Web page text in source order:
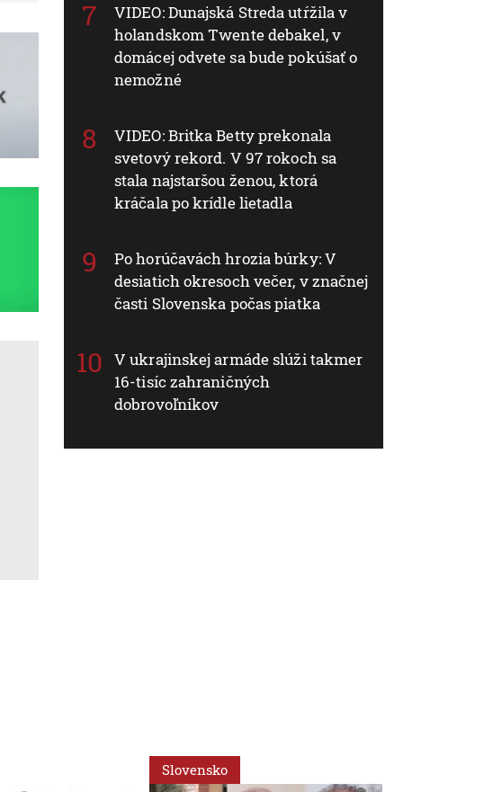
VIDEO: Dunajská Streda utŕžila v
holandskom Twente debakel, v
domácej odvete sa bude pokúšať o
nemožné
VIDEO: Britka Betty prekonala
svetový rekord. V 97 rokoch sa
stala najstaršou ženou, ktorá
kráčala po krídle lietadla
Po horúčavách hrozia búrky: V
desiatich okresoch večer, v značnej
časti Slovenska počas piatka
V ukrajinskej armáde slúži takmer
16-tisíc zahraničných
dobrovoľníkov
Slovensko